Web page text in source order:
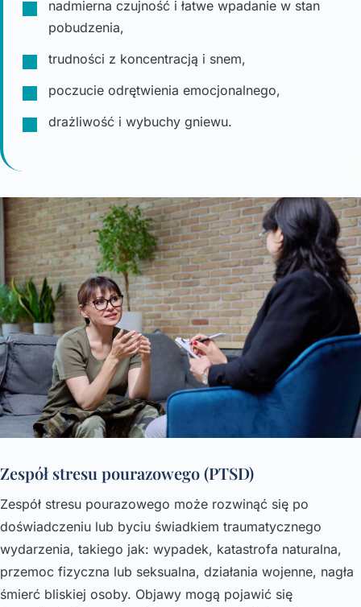
nadmierna czujność i łatwe wpadanie w stan
pobudzenia,
trudności z koncentracją i snem,
poczucie odrętwienia emocjonalnego,
drażliwość i wybuchy gniewu.
Zespół stresu pourazowego (PTSD)
Zespół stresu pourazowego może rozwinąć się po
doświadczeniu lub byciu świadkiem traumatycznego
wydarzenia, takiego jak: wypadek, katastrofa naturalna,
przemoc fizyczna lub seksualna, działania wojenne, nagła
śmierć bliskiej osoby. Objawy mogą pojawić się